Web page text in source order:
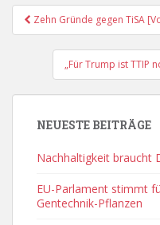
Post
Navigation
Zehn Gründe gegen TiSA
„Für Trump ist TTIP
NEUESTE BEITRÄGE
Nachhaltigkeit braucht
EU-Parlament stimmt
Gentechnik-Pflanzen